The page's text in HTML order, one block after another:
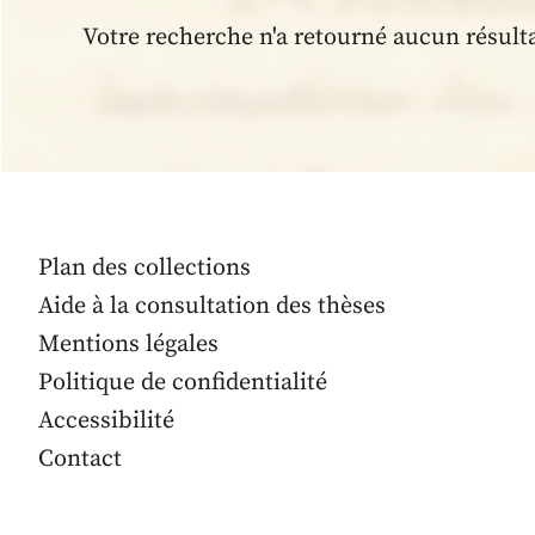
Votre recherche n'a retourné aucun
Plan des collections
Aide à la consultation des thèses
Mentions légales
Politique de confidentialité
Accessibilité
Contact